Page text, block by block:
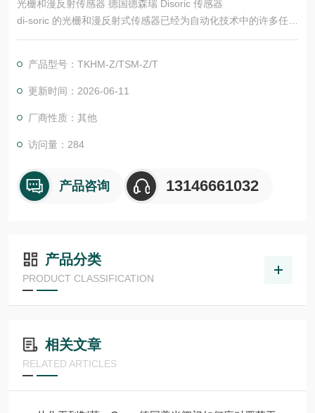
光栅和漫反射传感器 德国德森瑞 Disoric 传感器
di-soric 的光栅和漫反射式传感器已经为自动化技术中的许多任务
领域开发了多种型号和功能原理。这些产品适用于快速、安全的
器.LHT 41 M 0.2 G3-T3德国德森瑞 DISORIC传感器Disoric德森
瑞 德森瑞 德森瑞 德国Disoric 多功能转接器
产品型号：TKHM-Z/TSM-Z/T
更新时间：2026-06-11
厂商性质：其他
访问量：284
产品咨询 13146661032
产品分类
PRODUCT CLASSIFICATION
相关文章
RELATED ARTICLES